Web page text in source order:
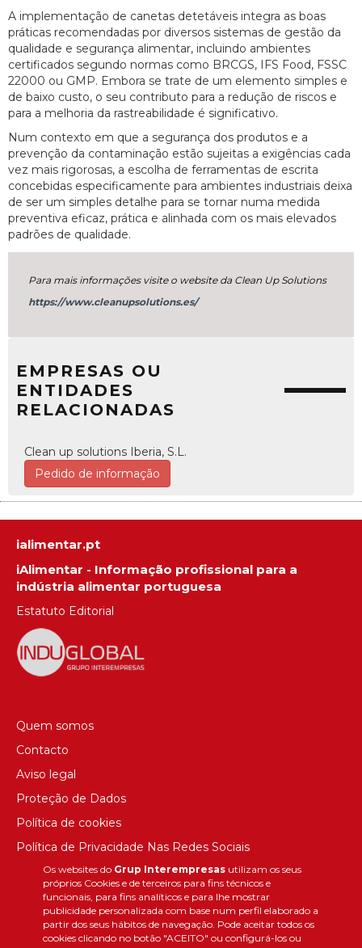
Os websites do Grup Interempresasutilizam os seus
próprios Cookies e de terceiros para fins técnicos e
funcionais, para fins analíticos e para lhe mostrar
publicidade personalizada com base num perfil elaborado a
partir dos seus hábitos de navegação. Pode aceitar todos os
cookies clicando no botão "ACEITO" ou configurá-los ou
A implementação de canetas detetáveis integra as boas
práticas recomendadas por diversos sistemas de gestão da
qualidade e segurança alimentar, incluindo ambientes
certificados segundo normas como BRCGS, IFS Food, FSSC
22000 ou GMP. Embora se trate de um elemento simples e
de baixo custo, o seu contributo para a redução de riscos e
para a melhoria da rastreabilidade é significativo.
Num contexto em que a segurança dos produtos e a
prevenção da contaminação estão sujeitas a exigências cada
vez mais rigorosas, a escolha de ferramentas de escrita
concebidas especificamente para ambientes industriais deixa
de ser um simples detalhe para se tornar numa medida
preventiva eficaz, prática e alinhada com os mais elevados
padrões de qualidade.
Para mais informações visite o website da Clean Up Solutions
https://www.cleanupsolutions.es/
EMPRESAS OU
ENTIDADES
RELACIONADAS
Clean up solutions Iberia, S.L.
Pedido de informação
ialimentar.pt
iAlimentar - Informação profissional para a
indústria alimentar portuguesa
Estatuto Editorial
Quem somos
Contacto
Aviso legal
Proteção de Dados
Política de cookies
Política de Privacidade Nas Redes Sociais
Canal de denúncias
Colaborações editoriais